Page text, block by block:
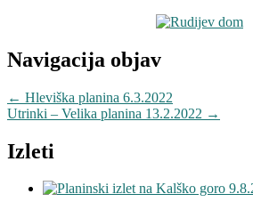
Navigacija objav
← Hleviška planina 6.3.2022
Utrinki – Velika planina 13.2.2022 →
Izleti